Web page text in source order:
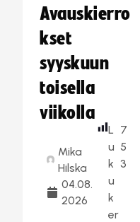
Avauskierro
kset
syyskuun
toisella
viikolla
Mika
Hilska
04.08.
2026
L
u
k
u
k
er
7
5
3